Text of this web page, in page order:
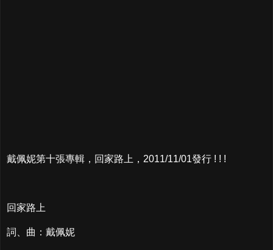
戴佩妮第十張專輯，回家路上，2011/11/01發行 ! ! !
回家路上
詞、曲：戴佩妮